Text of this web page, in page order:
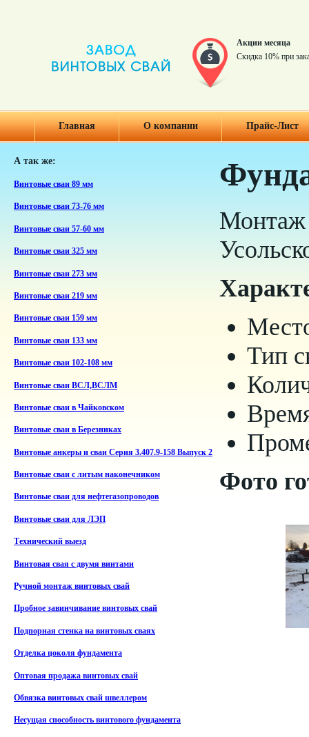
Акции месяца
Скидка 10% при
Главная О компании Прайс-Лист
А так же:
Винтовые сваи 89 мм
Винтовые сваи 73-76 мм
Винтовые сваи 57-60 мм
Винтовые сваи 325 мм
Винтовые сваи 273 мм
Винтовые сваи 219 мм
Винтовые сваи 159 мм
Винтовые сваи 133 мм
Винтовые сваи 102-108 мм
Винтовые сваи ВСЛ,ВСЛМ
Винтовые сваи в Чайковском
Винтовые сваи в Березниках
Винтовые анкеры и сваи Серия 3.407.9-158 Выпуск 2
Винтовые сваи с литым наконечником
Винтовые сваи для нефтегазопроводов
Винтовые сваи для ЛЭП
Технический выезд
Винтовая свая с двумя винтами
Ручной монтаж винтовых свай
Пробное завинчивание винтовых свай
Подпорная стенка на винтовых сваях
Отделка цоколя фундамента
Оптовая продажа винтовых свай
Обвязка винтовых свай швеллером
Несущая способность винтового фундамента
Монтаж
Тип
Фото